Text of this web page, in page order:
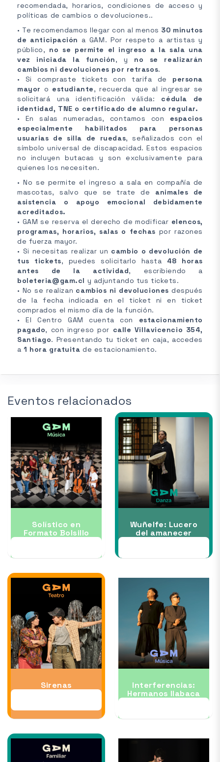
recomendada, horarios, condiciones de acceso y
políticas de cambios o devoluciones..
• Te recomendamos llegar con al menos 30 minutos
de anticipación a GAM. Por respeto a artistas y
público, no se permite el ingreso a la sala una
vez iniciada la función, y no se realizarán
cambios ni devoluciones por retrasos.
• Si compraste tickets con tarifa de persona
mayor o estudiante, recuerda que al ingresar se
solicitará una identificación válida: cédula de
identidad, TNE o certificado de alumno regular.
• En salas numeradas, contamos con espacios
especialmente habilitados para personas
usuarias de silla de ruedas, señalizados con el
símbolo universal de discapacidad. Estos espacios
no incluyen butacas y son exclusivamente para
quienes los necesiten.
• No se permite el ingreso a sala en compañía de
mascotas, salvo que se trate de animales de
asistencia o apoyo emocional debidamente
acreditados.
• GAM se reserva el derecho de modificar elencos,
programas, horarios, salas o fechas por razones
de fuerza mayor.
• Si necesitas realizar un cambio o devolución de
tus tickets, puedes solicitarlo hasta 48 horas
antes de la actividad, escribiendo a
boleteria@gam.cl y adjuntando tus tickets.
• No se realizan cambios ni devoluciones después
de la fecha indicada en el ticket ni en ticket
comprados el mismo día de la función.
• El Centro GAM cuenta con estacionamiento
pagado, con ingreso por calle Villavicencio 354,
Santiago. Presentando tu ticket en caja, accedes
a1 hora gratuita de estacionamiento.
Eventos relacionados
Solístico en
Formato Bolsillo
Wuñelfe: Lucero
del amanecer
Sirenas
Interferencias:
Hermanos Ilabaca